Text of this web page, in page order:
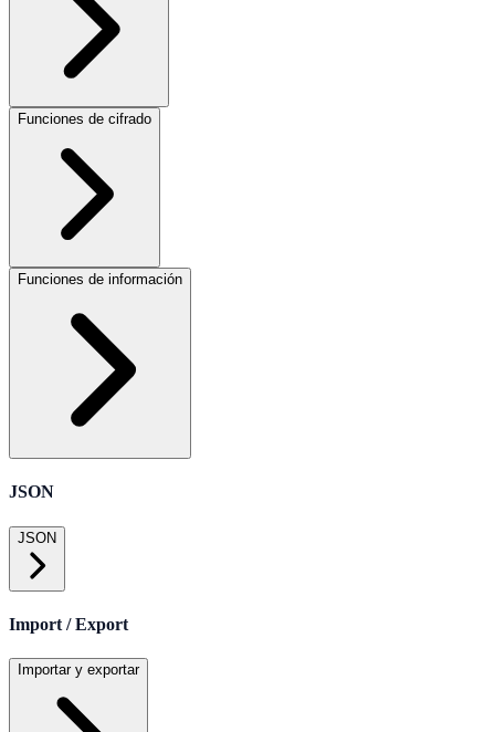
Funciones de cifrado
Funciones de información
JSON
JSON
Import / Export
Importar y exportar